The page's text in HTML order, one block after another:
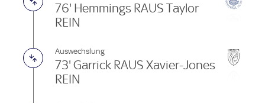
76' Hemmings RAUS Taylor
REIN
Auswechslung
73' Garrick RAUS Xavier-Jones
REIN